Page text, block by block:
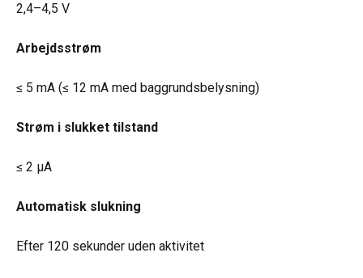
2,4–4,5 V
Arbejdsstrøm
≤ 5 mA (≤ 12 mA med baggrundsbelysning)
Strøm i slukket tilstand
≤ 2 µA
Automatisk slukning
Efter 120 sekunder uden aktivitet